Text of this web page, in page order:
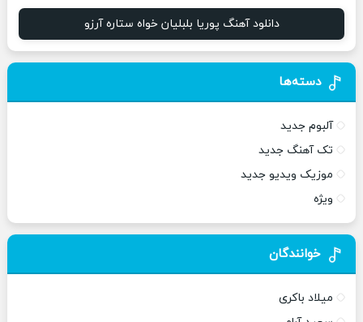
دانلود آهنگ پوریا بلبلیان خواه ستاره آرزو
دسته‌ها
آلبوم جدید
تک آهنگ جدید
موزیک ویدیو جدید
ویژه
خوانندگان
میلاد باکری